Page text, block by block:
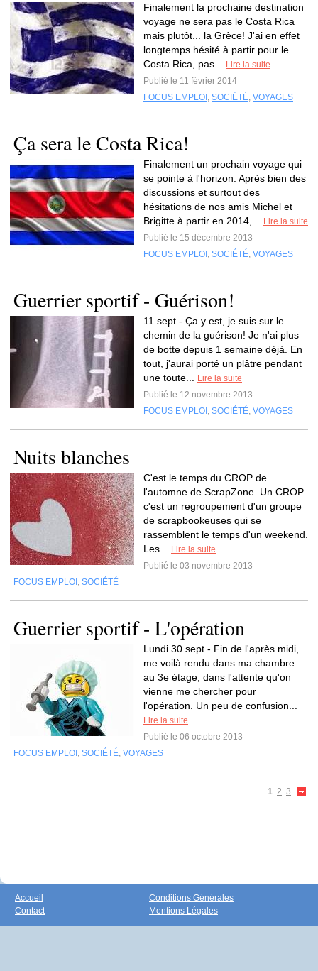
Finalement la prochaine destination
voyage ne sera pas le Costa Rica
mais plutôt... la Grèce! J'ai en effet
longtemps hésité à partir pour le
Costa Rica, pas...
Lire la suite
Publié le 11 février 2014
FOCUS EMPLOI , SOCIÉTÉ, VOYAGES
Ça sera le Costa Rica!
Finalement un prochain voyage qui
se pointe à l'horizon. Après bien des
discussions et surtout des
hésitations de nos amis Michel et
Brigitte à partir en 2014,...
Lire la suite
Publié le 15 décembre 2013
FOCUS EMPLOI , SOCIÉTÉ, VOYAGES
Guerrier sportif - Guérison!
11 sept - Ça y est, je suis sur le
chemin de la guérison! Je n'ai plus
de botte depuis 1 semaine déjà. En
tout, j'aurai porté un plâtre pendant
une toute...
Lire la suite
Publié le 12 novembre 2013
FOCUS EMPLOI , SOCIÉTÉ, VOYAGES
Nuits blanches
C'est le temps du CROP de
l'automne de ScrapZone. Un CROP
c'est un regroupement d'un groupe
de scrapbookeuses qui se
rassemblent le temps d'un weekend.
Les...
Lire la suite
Publié le 03 novembre 2013
FOCUS EMPLOI , SOCIÉTÉ
Guerrier sportif - L'opération
Lundi 30 sept - Fin de l'après midi,
me voilà rendu dans ma chambre
au 3e étage, dans l'attente qu'on
vienne me chercher pour
l'opération. Un peu de confusion...
Lire la suite
Publié le 06 octobre 2013
FOCUS EMPLOI , SOCIÉTÉ, VOYAGES
1 2 3
Accueil
Contact
Conditions Générales
Mentions Légales